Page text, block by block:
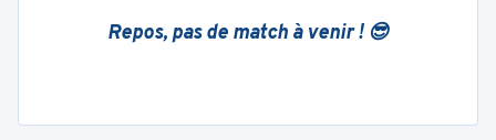
Repos, pas de match à venir ! 😎